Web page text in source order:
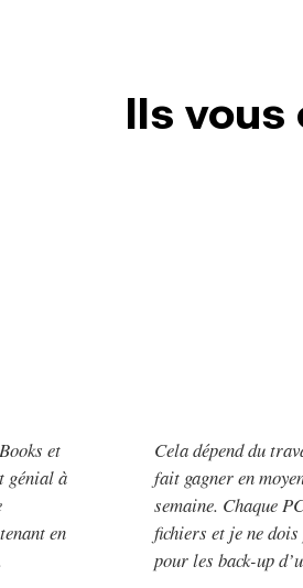
Ils
et
génial à
en
Cela dépend du
fait gagner en
semaine. Chaque
fichiers et je ne
pour les back-up